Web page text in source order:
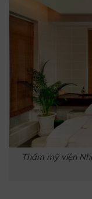
Thẩm mỹ viện